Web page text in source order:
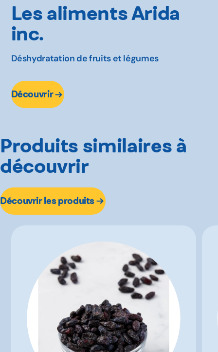
Les aliments Arida
inc.
Déshydratation de fruits et légumes
Découvrir
Produits similaires à
découvrir
Découvrir les produits